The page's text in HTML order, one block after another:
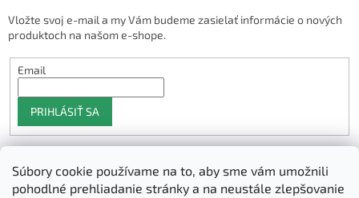
Súbory cookie používame na to, aby sme vám umožnili
pohodlné prehliadanie stránky a na neustále zlepšovanie
Vložte svoj e-mail a my Vám budeme zasielať informácie o nových
produktoch na našom e-shope.
Email
PRIHLÁSIŤ SA
Shoptet.sk